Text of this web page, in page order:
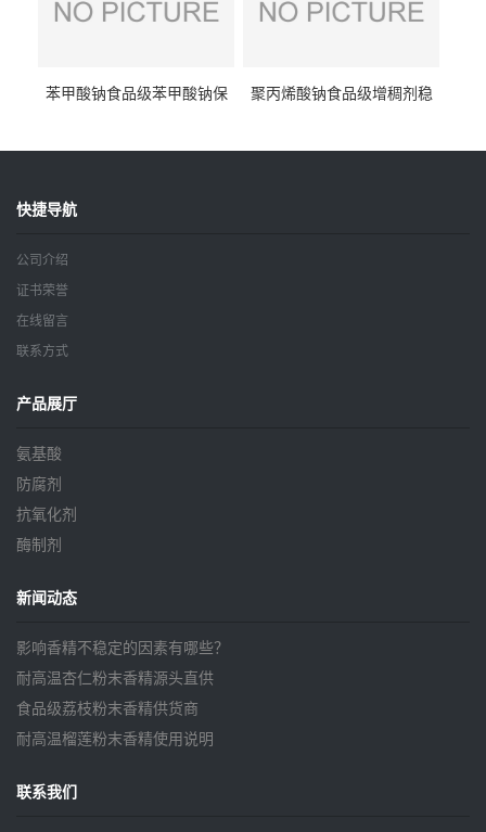
苯甲酸钠食品级苯甲酸钠保
聚丙烯酸钠食品级增稠剂稳
快捷导航
公司介绍
证书荣誉
在线留言
联系方式
产品展厅
氨基酸
防腐剂
抗氧化剂
酶制剂
新闻动态
影响香精不稳定的因素有哪些？
耐高温杏仁粉末香精源头直供
食品级荔枝粉末香精供货商
耐高温榴莲粉末香精使用说明
联系我们